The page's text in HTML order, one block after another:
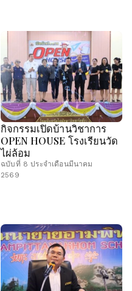
กิจกรรมเปิดบ้านวิชาการ
OPEN HOUSE โรงเรียนวัด
ไผ่ล้อม
ฉบับที่ 8 ประจำเดือนมีนาคม
2569